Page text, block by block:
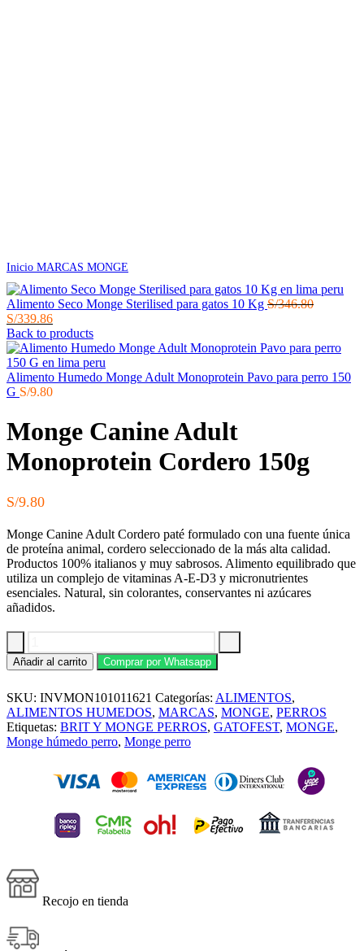
Inicio MARCAS MONGE
Alimento Seco Monge Sterilised para gatos 10 Kg S/346.80El
era:
S/339.86El
precio
actual
es:
S/339.86.
Back to products
Alimento Humedo Monge Adult Monoprotein Pavo para perro 150
G S/9.80
Monge Canine Adult
Monoprotein Cordero 150g
S/9.80
Monge Canine Adult Cordero paté formulado con una fuente única
de proteína animal, cordero seleccionado de la más alta calidad.
Productos 100% italianos y muy sabrosos. Alimento equilibrado que
utiliza un complejo de vitaminas A-E-D3 y micronutrientes
esenciales. Natural, sin colorantes, conservantes ni azúcares
añadidos.
Monge
Canine
Monoprotein
Cordero
150g
cantidad
Añadir al carrito Comprar por Whatsapp
SKU: INVMON101011621 Categorías: ALIMENTOS,
ALIMENTOS HUMEDOS, MARCAS, MONGE, PERROS
Etiquetas: BRIT Y MONGE PERROS, GATOFEST, MONGE,
Monge húmedo perro, Monge perro
Recojo en tienda